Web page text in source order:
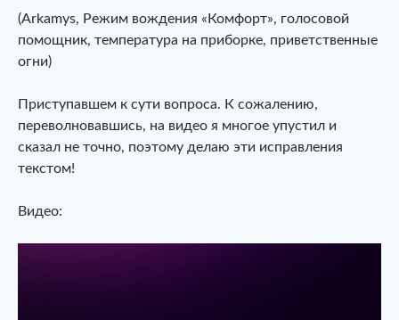
(Arkamys, Режим вождения «Комфорт», голосовой
помощник, температура на приборке, приветственные
огни)
Приступавшем к сути вопроса. К сожалению,
переволновавшись, на видео я многое упустил и
сказал не точно, поэтому делаю эти исправления
текстом!
Видео: